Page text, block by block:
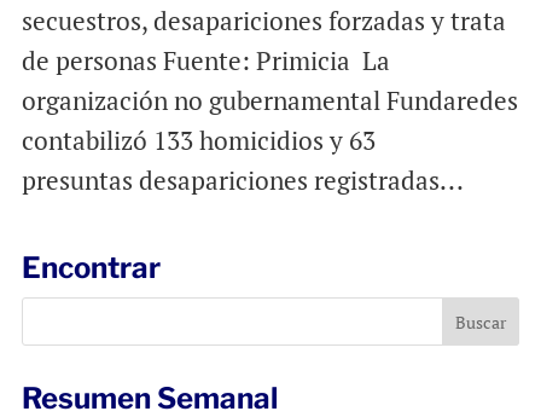
secuestros, desapariciones forzadas y trata
de personas Fuente: Primicia La
organización no gubernamental Fundaredes
contabilizó 133 homicidios y 63
presuntas desapariciones registradas...
Encontrar
Resumen Semanal